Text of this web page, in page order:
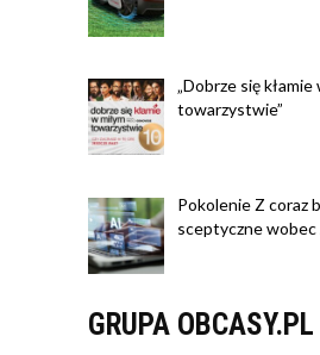
„Dobrze się kłamie
towarzystwie”
Pokolenie Z coraz
sceptyczne wobec
GRUPA OBCASY.PL